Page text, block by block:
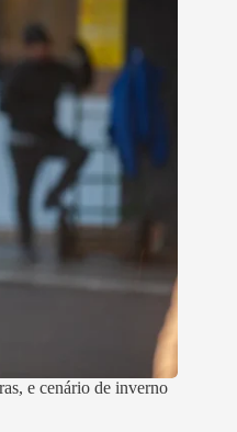
e cenário de inverno